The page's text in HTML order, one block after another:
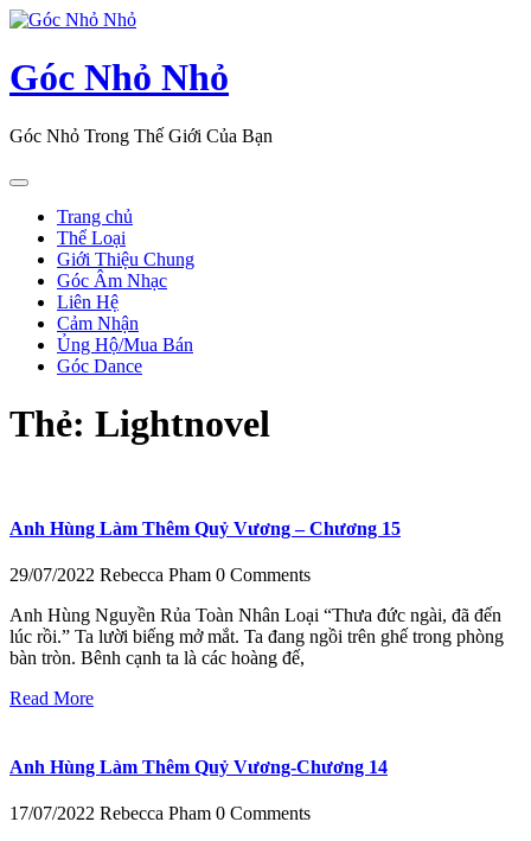
Skip
content
Góc Nhỏ Nhỏ
Góc Nhỏ Trong Thế Giới Của Bạn
Open
ButtonTrang chủ
Thể Loại
Giới Thiệu Chung
Góc Âm Nhạc
Liên Hệ
Cảm Nhận
Ủng Hộ/Mua Bán
Góc Dance
Button
Thẻ: Lightnovel
Anh Hùng Làm Thêm Quỷ Vương – Chương 15
29/07/2022 Rebecca Pham 0 Comments
Anh Hùng Nguyền Rủa Toàn Nhân Loại “Thưa đức ngài, đã đến
lúc rồi.” Ta lười biếng mở mắt. Ta đang ngồi trên ghế trong phòng
bàn tròn. Bênh cạnh ta là các hoàng đế,
Read More
Anh Hùng Làm Thêm Quỷ Vương-Chương 14
17/07/2022 Rebecca Pham 0 Comments